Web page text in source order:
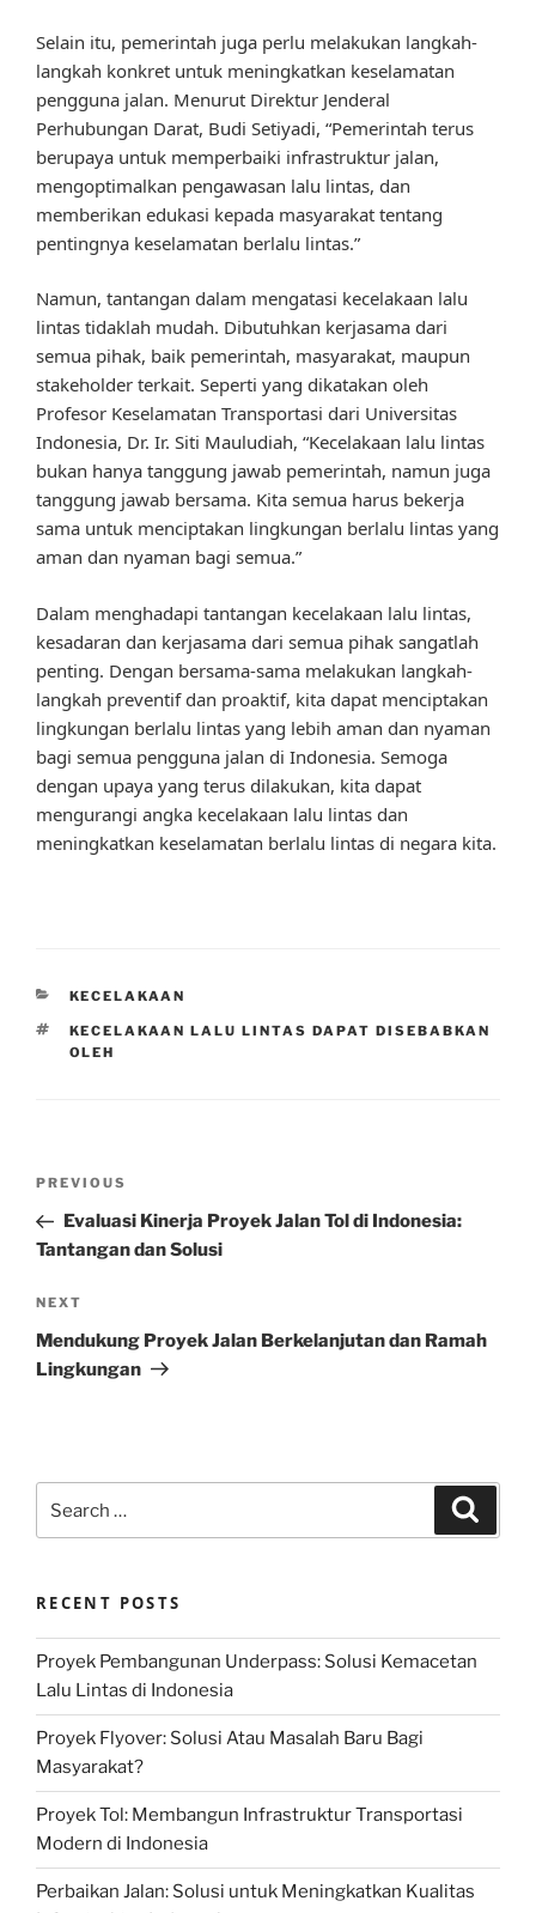
Selain itu, pemerintah juga perlu melakukan langkah-
langkah konkret untuk meningkatkan keselamatan
pengguna jalan. Menurut Direktur Jenderal
Perhubungan Darat, Budi Setiyadi, “Pemerintah terus
berupaya untuk memperbaiki infrastruktur jalan,
mengoptimalkan pengawasan lalu lintas, dan
memberikan edukasi kepada masyarakat tentang
pentingnya keselamatan berlalu lintas.”
Namun, tantangan dalam mengatasi kecelakaan lalu
lintas tidaklah mudah. Dibutuhkan kerjasama dari
semua pihak, baik pemerintah, masyarakat, maupun
stakeholder terkait. Seperti yang dikatakan oleh
Profesor Keselamatan Transportasi dari Universitas
Indonesia, Dr. Ir. Siti Mauludiah, “Kecelakaan lalu lintas
bukan hanya tanggung jawab pemerintah, namun juga
tanggung jawab bersama. Kita semua harus bekerja
sama untuk menciptakan lingkungan berlalu lintas yang
aman dan nyaman bagi semua.”
Dalam menghadapi tantangan kecelakaan lalu lintas,
kesadaran dan kerjasama dari semua pihak sangatlah
penting. Dengan bersama-sama melakukan langkah-
langkah preventif dan proaktif, kita dapat menciptakan
lingkungan berlalu lintas yang lebih aman dan nyaman
bagi semua pengguna jalan di Indonesia. Semoga
dengan upaya yang terus dilakukan, kita dapat
mengurangi angka kecelakaan lalu lintas dan
meningkatkan keselamatan berlalu lintas di negara kita.
CATEGORIES
KECELAKAAN
TAGS
KECELAKAAN LALU LINTAS DAPAT DISEBABKAN
OLEH
Previous
Post
PREVIOUS
Evaluasi Kinerja Proyek Jalan Tol di Indonesia:
Tantangan dan Solusi
Next
Post
NEXT
Mendukung Proyek Jalan Berkelanjutan dan Ramah
Lingkungan
for:
RECENT POSTS
Proyek Pembangunan Underpass: Solusi Kemacetan
Lalu Lintas di Indonesia
Proyek Flyover: Solusi Atau Masalah Baru Bagi
Masyarakat?
Proyek Tol: Membangun Infrastruktur Transportasi
Modern di Indonesia
Perbaikan Jalan: Solusi untuk Meningkatkan Kualitas